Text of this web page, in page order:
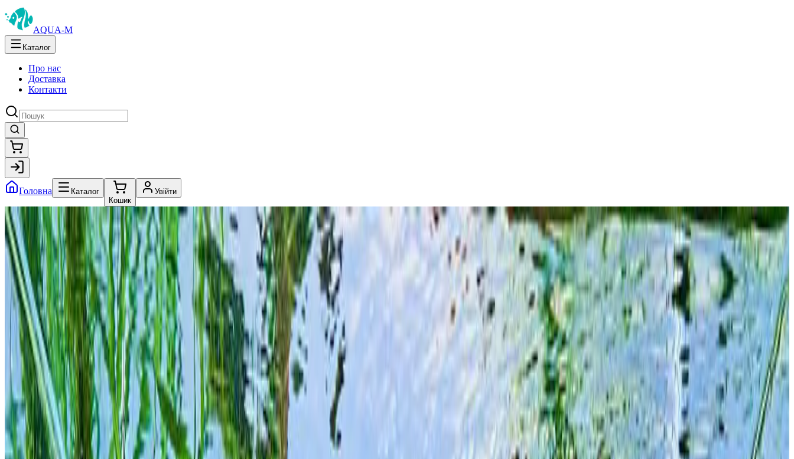
AQUA-M
Каталог
Про нас
Доставка
Контакти
Головна
Каталог
Кошик
Увійти